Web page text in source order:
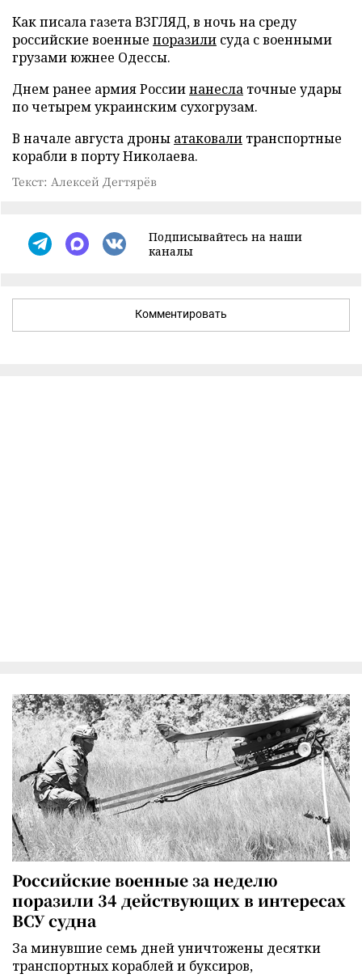
Как писала газета ВЗГЛЯД, в ночь на среду
российские военные поразили суда с военными
грузами южнее Одессы.
Днем ранее армия Россиинанесла точные удары
по четырем украинским сухогрузам.
В начале августа дроны атаковали транспортные
корабли в порту Николаева.
Текст: Алексей Дегтярёв
Подписывайтесь на наши
каналы
Комментировать
Российские военные за неделю
поразили 34 действующих в интересах
ВСУ судна
За минувшие семь дней уничтожены десятки
транспортных кораблей и буксиров,